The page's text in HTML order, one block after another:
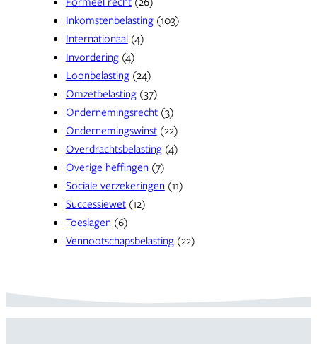
Inkomstenbelasting(103)
Internationaal(4)
Invordering(4)
Loonbelasting(24)
Omzetbelasting(37)
Ondernemingsrecht(3)
Ondernemingswinst(22)
Overdrachtsbelasting(4)
Overige heffingen (7)
Sociale verzekeringen (11)
Successiewet(12)
Toeslagen (6)
Vennootschapsbelasting(22)